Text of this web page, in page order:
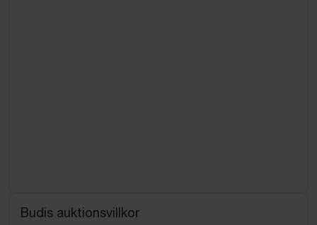
Budis auktionsvillkor